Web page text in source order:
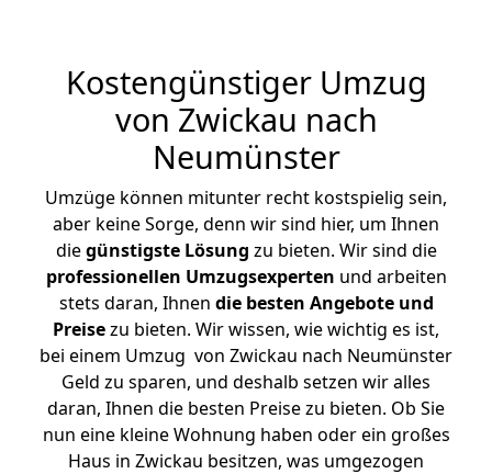
Kostengünstiger Umzug
von Zwickau nach
Neumünster
Umzüge können mitunter recht kostspielig sein,
aber keine Sorge, denn wir sind hier, um Ihnen
diegünstigste Lösung zu bieten. Wir sind die
professionellen Umzugsexperten und arbeiten
stets daran, Ihnen die besten Angebote und
Preisezu bieten. Wir wissen, wie wichtig es ist,
bei einem Umzug von Zwickau nach Neumünster
Geld zu sparen, und deshalb setzen wir alles
daran, Ihnen die besten Preise zu bieten. Ob Sie
nun eine kleine Wohnung haben oder ein großes
Haus in Zwickau besitzen, was umgezogen